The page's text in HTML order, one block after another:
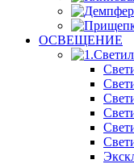
ОСВЕЩЕНИЕ